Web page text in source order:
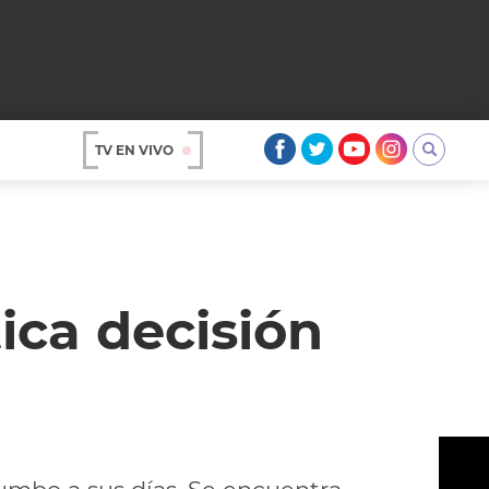
TV EN VIVO
decisión